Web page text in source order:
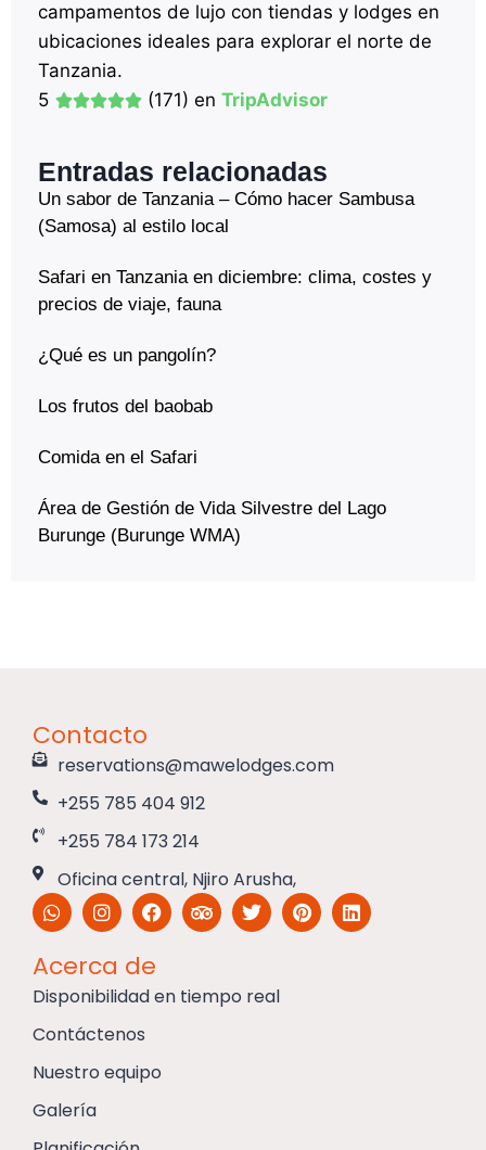
campamentos de lujo con tiendas y lodges en
ubicaciones ideales para explorar el norte de
Tanzania.
5
(171) en TripAdvisor
Entradas relacionadas
Un sabor de Tanzania – Cómo hacer Sambusa
(Samosa) al estilo local
Safari en Tanzania en diciembre: clima, costes y
precios de viaje, fauna
¿Qué es un pangolín?
Los frutos del baobab
Comida en el Safari
Área de Gestión de Vida Silvestre del Lago
Burunge (Burunge WMA)
Contacto
reservations@mawelodges.com
+255 785 404 912
+255 784 173 214
Oficina central, Njiro Arusha,
Acerca de
Disponibilidad en tiempo real
Contáctenos
Nuestro equipo
Galería